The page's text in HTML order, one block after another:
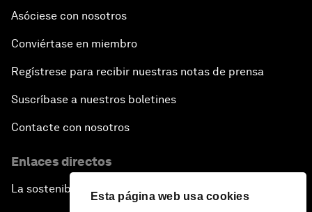
Esta página web usa cookies
Asóciese con nosotros
Conviértase en miembro
Regístrese para recibir nuestras notas de prensa
Suscríbase a nuestros boletines
Contacte con nosotros
Enlaces directos
La sostenibilidad en el Foro